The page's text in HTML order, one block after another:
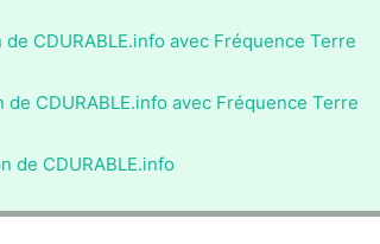
CDURABLE.info avec Fréquence Terre
CDURABLE.info avec Fréquence Terre
de CDURABLE.info